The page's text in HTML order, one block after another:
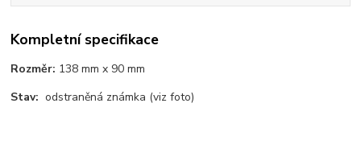
Kompletní specifikace
Rozměr: 138 mm x 90 mm
Stav: odstraněná známka (viz foto)